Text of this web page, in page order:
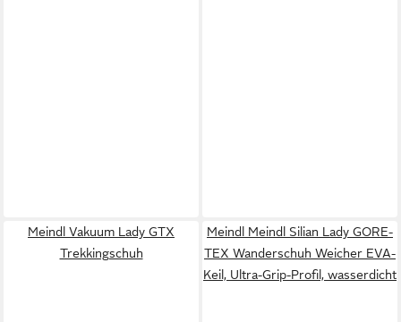
Meindl Vakuum Lady GTX
Trekkingschuh
Meindl Meindl Silian Lady GORE-
TEX Wanderschuh Weicher EVA-
Keil, Ultra-Grip-Profil, wasserdicht